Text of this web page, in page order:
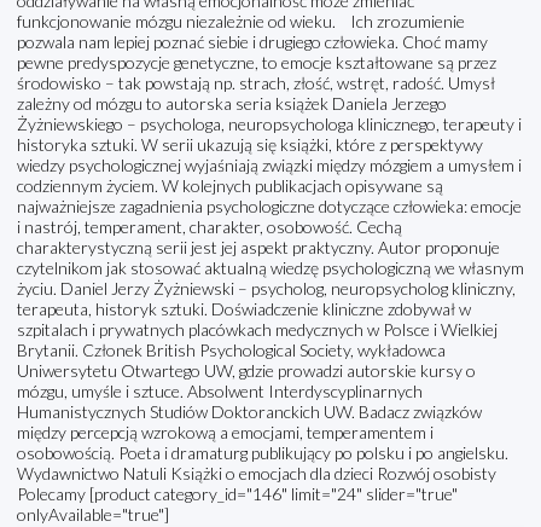
funkcjonowanie mózgu niezależnie od wieku. Ich zrozumienie
pozwala nam lepiej poznać siebie i drugiego człowieka. Choć mamy
pewne predyspozycje genetyczne, to emocje kształtowane są przez
środowisko – tak powstają np. strach, złość, wstręt, radość. Umysł
zależny od mózgu to autorska seria książek Daniela Jerzego
Żyżniewskiego – psychologa, neuropsychologa klinicznego, terapeuty i
historyka sztuki. W serii ukazują się książki, które z perspektywy
wiedzy psychologicznej wyjaśniają związki między mózgiem a umysłem i
codziennym życiem. W kolejnych publikacjach opisywane są
najważniejsze zagadnienia psychologiczne dotyczące człowieka: emocje
i nastrój, temperament, charakter, osobowość. Cechą
charakterystyczną serii jest jej aspekt praktyczny. Autor proponuje
czytelnikom jak stosować aktualną wiedzę psychologiczną we własnym
życiu. Daniel Jerzy Żyżniewski – psycholog, neuropsycholog kliniczny,
terapeuta, historyk sztuki. Doświadczenie kliniczne zdobywał w
szpitalach i prywatnych placówkach medycznych w Polsce i Wielkiej
Brytanii. Członek British Psychological Society, wykładowca
Uniwersytetu Otwartego UW, gdzie prowadzi autorskie kursy o
mózgu, umyśle i sztuce. Absolwent Interdyscyplinarnych
Humanistycznych Studiów Doktoranckich UW. Badacz związków
między percepcją wzrokową a emocjami, temperamentem i
osobowością. Poeta i dramaturg publikujący po polsku i po angielsku.
Wydawnictwo Natuli Książki o emocjach dla dzieci Rozwój osobisty
Polecamy [product category_id="146" limit="24" slider="true"
onlyAvailable="true"]